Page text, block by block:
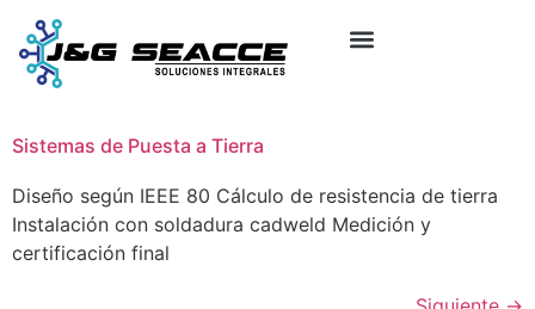
Sistemas de Puesta a Tierra
Diseño según IEEE 80 Cálculo de resistencia de tierra
Instalación con soldadura cadweld Medición y
certificación final